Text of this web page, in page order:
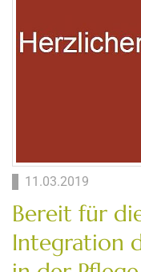
11.03.2019
Bereit für
Integration